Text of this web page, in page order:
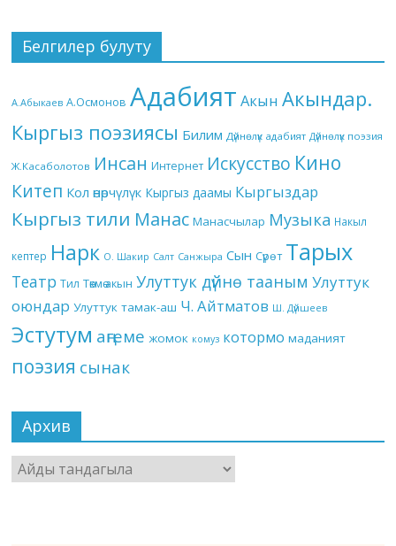
Белгилер булуту
А.Абыкаев А.Осмонов Адабият Акын Акындар.
Кыргыз поэзиясы Билим Дүйнөлүк адабият Дүйнөлүк поэзия
Ж.Касаболотов Инсан Интернет Искусство Кино
Китеп Кол өнөрчүлүк Кыргыз даамы Кыргыздар
Кыргыз тили Манас Манасчылар Музыка Накыл
кептер Нарк О. Шакир Салт Санжыра Сын Сүрөт Тарых
Театр Тил Төкмө акын Улуттук дүйнө тааным Улуттук
оюндар Улуттук тамак-аш Ч. Айтматов Ш. Дүйшеев
Эстутум аңгеме жомок комуз котормо маданият
поэзия сынак
Архив
Архив